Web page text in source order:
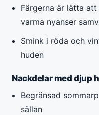
Färgerna är lätta
varma nyanser
Smink i röda och
huden
Nackdelar med djup
Begränsad
sällan